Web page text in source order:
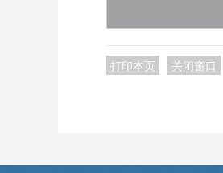
打印本页 关闭窗口